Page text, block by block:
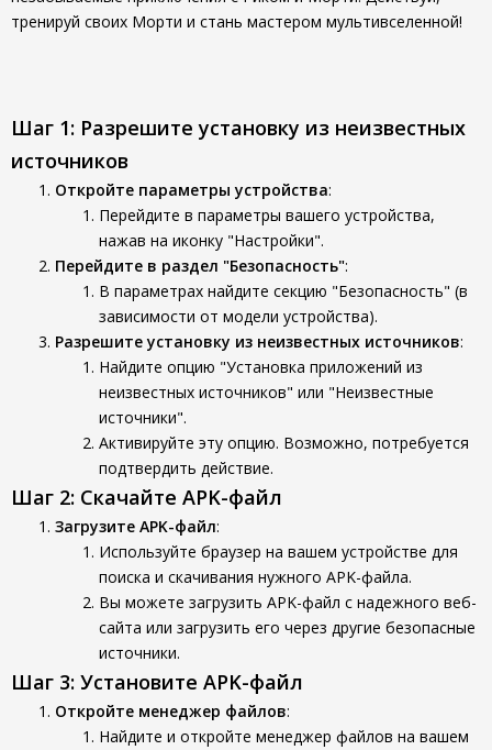
тренируй своих Морти и стань мастером мультивселенной!
Шаг 1: Разрешите установку из неизвестных
источников
Откройте параметры устройства:
Перейдите в параметры вашего устройства,
нажав на иконку "Настройки".
Перейдите в раздел "Безопасность":
В параметрах найдите секцию "Безопасность" (в
зависимости от модели устройства).
Разрешите установку из неизвестных источников:
Найдите опцию "Установка приложений из
неизвестных источников" или "Неизвестные
источники".
Активируйте эту опцию. Возможно, потребуется
подтвердить действие.
Шаг 2: Скачайте APK-файл
Загрузите APK-файл:
Используйте браузер на вашем устройстве для
поиска и скачивания нужного APK-файла.
Вы можете загрузить APK-файл с надежного веб-
сайта или загрузить его через другие безопасные
источники.
Шаг 3: Установите APK-файл
Откройте менеджер файлов:
Найдите и откройте менеджер файлов на вашем